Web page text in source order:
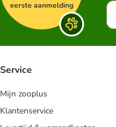
eerste aanmelding
Service
Mijn zooplus
Klantenservice